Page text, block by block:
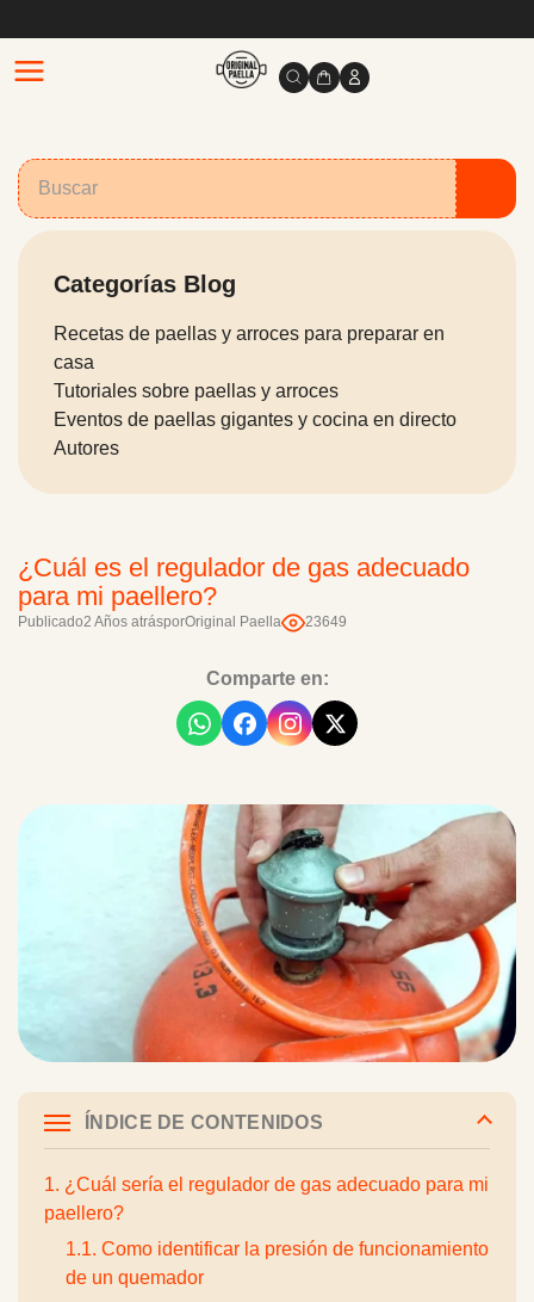
¿Cuál es el regulador de gas adecuado
para mi paellero?
Publicado2 Años atrásporOriginal Paella 23649
Comparte en:
ÍNDICE DE CONTENIDOS
1. ¿Cuál sería el regulador de gas adecuado para mi
paellero?
1.1. Como identificar la presión de funcionamiento
de un quemador
Categorías Blog
Recetas de paellas y arroces para preparar en
casa
Tutoriales sobre paellas y arroces
Eventos de paellas gigantes y cocina en directo
Autores